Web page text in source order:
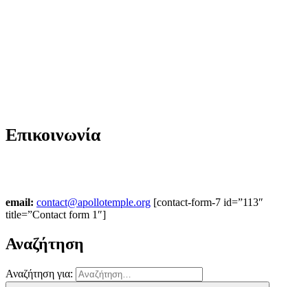
Επικοινωνία
email: contact@apollotemple.org [contact-form-7 id=”113″
title=”Contact form 1″]
Αναζήτηση
Αναζήτηση για: